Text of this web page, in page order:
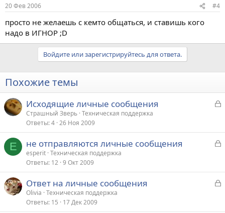
20 Фев 2006 #4
просто не желаешь с кемто общаться, и ставишь кого
надо в ИГНОР ;D
Войдите или зарегистрируйтесь для ответа.
Похожие темы
З
р
Исходящие личные сообщения
Страшный Зверь Техническая поддержка
Ответы 4 26 Ноя 2009
E
З
р
не отправляются личные сообщения
esperit Техническая поддержка
Ответы 12 9 Окт 2009
З
Ответ на личные сообщения
Olivia Техническая поддержка
Ответы 15 17 Дек 2009